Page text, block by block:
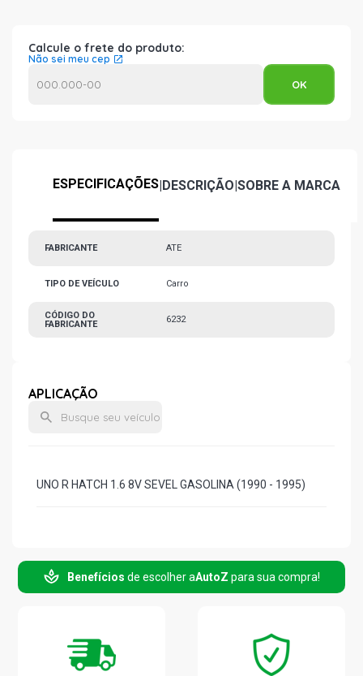
Calcule o frete do produto:
Não sei meu cep
ESPECIFICAÇÕES|DESCRIÇÃO|SOBRE A MARCA
FABRICANTE ATE
TIPO DE VEÍCULO Carro
CÓDIGO DO
FABRICANTE
6232
APLICAÇÃO
UNO R HATCH 1.6 8V SEVEL GASOLINA (1990 - 1995)
Benefícios de escolher aAutoZ para sua compra!